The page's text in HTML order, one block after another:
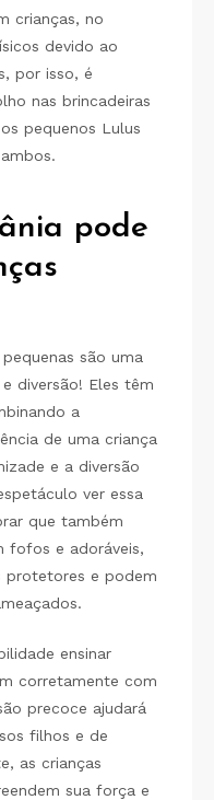
crianças, no
devido ao
por isso, é
nas brincadeiras
pequenos Lulus
pode
são uma
diversão! Eles têm
a
de uma criança
e a diversão
ver essa
que também
fofos e adoráveis,
protetores e podem
ensinar
corretamente com
precoce ajudará
filhos e de
as crianças
sua força e